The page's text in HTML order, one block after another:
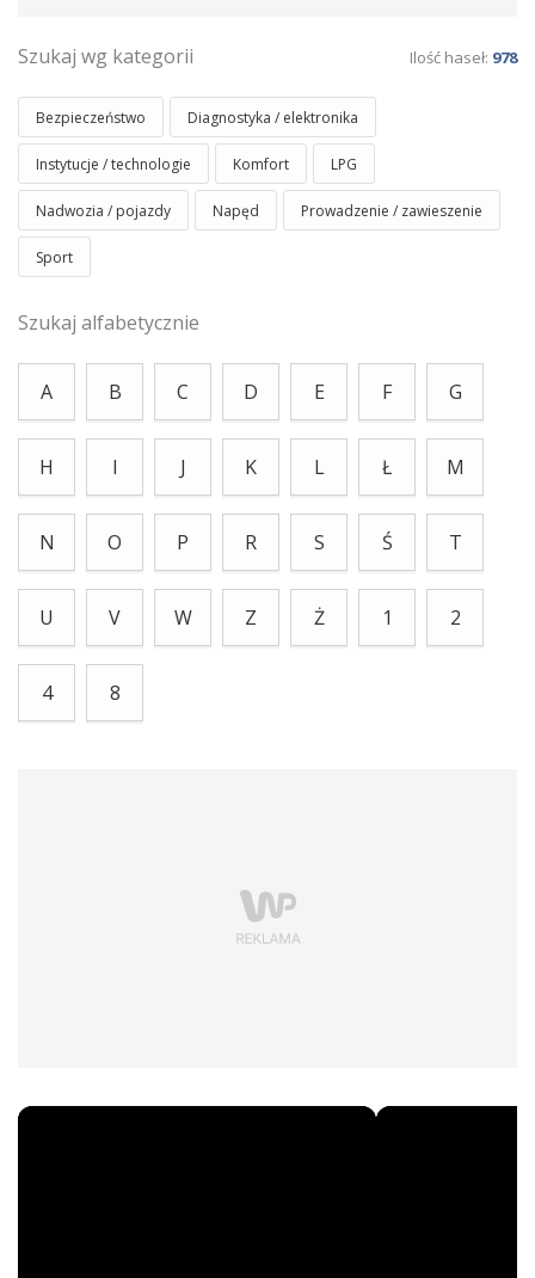
Szukaj wg kategorii Ilość haseł: 978
Bezpieczeństwo Diagnostyka / elektronika
Instytucje / technologie Komfort LPG
Nadwozia / pojazdy Napęd Prowadzenie / zawieszenie
Sport
Szukaj alfabetycznie
A B C D E F G
H I J K L Ł M
N O P R S Ś T
U V W Z Ż 1 2
4 8